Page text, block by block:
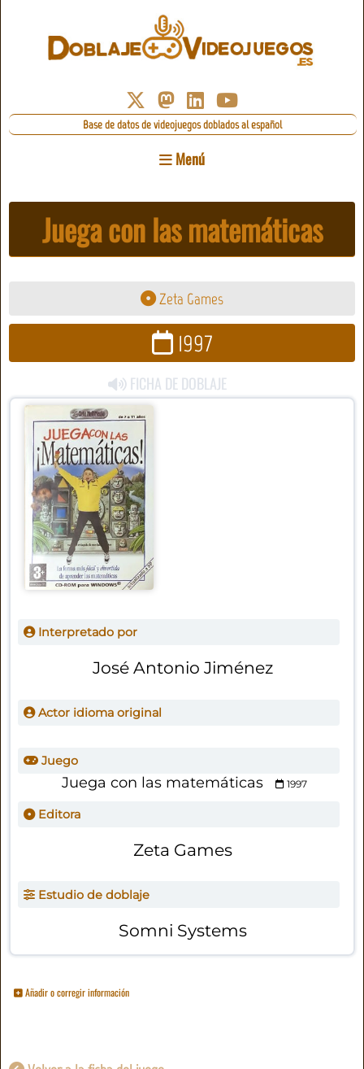
Base de datos de videojuegos doblados al español
Menú
Juega con las matemáticas
Zeta Games
1997
FICHA DE DOBLAJE
Interpretado por
José Antonio Jiménez
Actor idioma original
Juego
Juega con las matemáticas 1997
Editora
Zeta Games
Estudio de doblaje
Somni Systems
Añadir o corregir información